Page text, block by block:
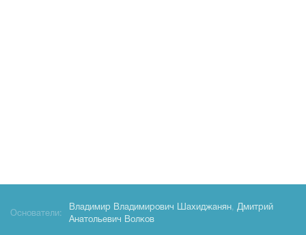
Основатели:
Владимир Владимирович Шахиджанян, Дмитрий
Анатольевич Волков